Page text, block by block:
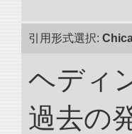
引用形式選択:
ヘディ
過去の